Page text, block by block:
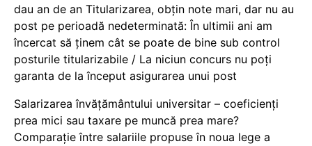
dau an de an Titularizarea, obțin note mari, dar nu au
post pe perioadă nedeterminată: În ultimii ani am
încercat să ținem cât se poate de bine sub control
posturile titularizabile / La niciun concurs nu poți
garanta de la început asigurarea unui post
Salarizarea învățământului universitar – coeficienți
prea mici sau taxare pe muncă prea mare?
Comparație între salariile propuse în noua lege a